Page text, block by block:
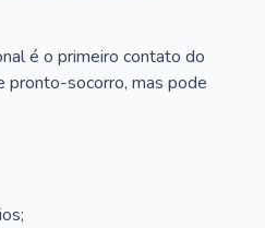
é o primeiro contato do
pronto-socorro, mas pode